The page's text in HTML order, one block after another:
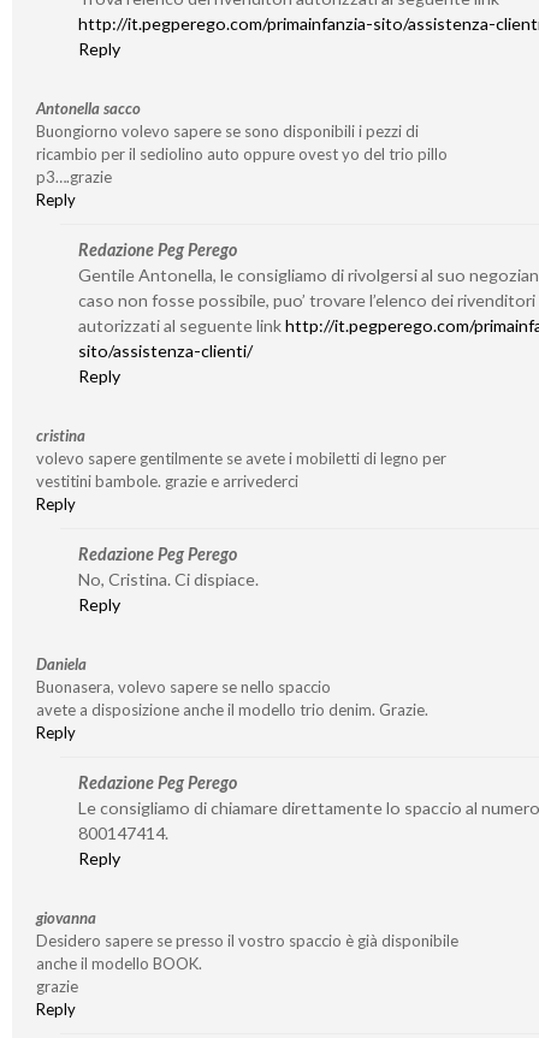
http://it.pegperego.com/primainfanzia-sito/assistenza-
Reply
Antonella sacco
Buongiorno volevo sapere se sono disponibili i pezzi di
ricambio per il sediolino auto oppure ovest yo del trio pillo
p3….grazie
Reply
Redazione Peg Perego
Gentile Antonella, le consigliamo di rivolgersi al suo
caso non fosse possibile, puo’ trovare l’elenco dei rivenditori
autorizzati al seguente linkhttp://it.pegperego.com/
sito/assistenza-clienti/
Reply
cristina
volevo sapere gentilmente se avete i mobiletti di legno per
vestitini bambole. grazie e arrivederci
Reply
Redazione Peg Perego
No, Cristina. Ci dispiace.
Reply
Daniela
Buonasera, volevo sapere se nello spaccio
avete a disposizione anche il modello trio denim. Grazie.
Reply
Redazione Peg Perego
Le consigliamo di chiamare direttamente lo spaccio al
800147414.
Reply
giovanna
Desidero sapere se presso il vostro spaccio è già disponibile
anche il modello BOOK.
grazie
Reply